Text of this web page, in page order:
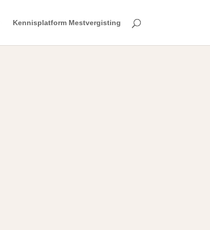
Kennisplatform Mestvergisting